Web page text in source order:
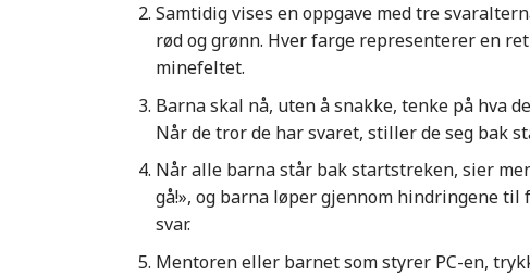
Samtidig vises en oppgave med tre
rød og grønn. Hver farge representerer en
minefeltet.
Barna skal nå, uten å snakke, tenke på hva
Når de tror de har svaret, stiller de seg bak
Når alle barna står bak startstreken, sier
gå!», og barna løper gjennom hindringene
svar.
Mentoren eller barnet som styrer PC-en,